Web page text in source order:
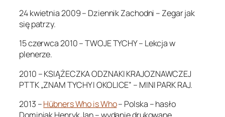
24 kwietnia 2009 – Dziennik Zachodni – Zegar jak
się patrzy.
15 czerwca 2010 – TWOJE TYCHY – Lekcja w
plenerze.
2010 – KSIĄŻECZKA ODZNAKI KRAJOZNAWCZEJ
PTTK „ZNAM TYCHY I OKOLICE” – MINI PARK RAJ.
2013 –Hübners Who is Who– Polska – hasło